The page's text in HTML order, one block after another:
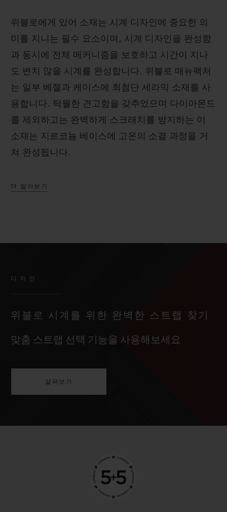
위블로에게 있어 소재는 시계 디자인에 중요한 의
미를 지니는 필수 요소이며, 시계 디자인을 완성함
과 동시에 전체 메커니즘을 보호하고 시간이 지나
도 변치 않을 시계를 완성합니다. 위블로 매뉴팩처
는 일부 베젤과 케이스에 최첨단 세라믹 소재를 사
용합니다. 탁월한 견고함을 갖추었으며 다이아몬드
를 제외하고는 완벽하게 스크래치를 방지하는 이
소재는 지르코늄 베이스에 고온의 소결 과정을 거
쳐 완성됩니다.
더 알아보기
디자인
위블로 시계를 위한 완벽한 스트랩 찾기
맞춤 스트랩 선택 기능을 사용해보세요
살펴보기